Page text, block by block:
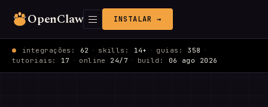
OpenClaw INSTALAR →
integrações: 62 · skills: 14+ · guias: 358 ·
tutoriais: 17 · online 24/7 · build: 06 ago 2026